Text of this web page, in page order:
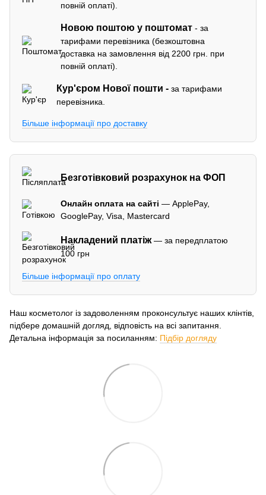
повній оплаті).
Новою поштою у поштомат - за
тарифами перевізника (безкоштовна
доставка на замовлення від 2200 грн. при
повній оплаті).
Кур'єром Нової пошти -за тарифами
перевізника.
Більше інформації про доставку
Безготівковий розрахунок на ФОП
Онлайн оплата на сайті — ApplePay,
GooglePay, Visa, Mastercard
Накладений платіж— за передплатою
100 грн
Більше інформації про оплату
Наш косметолог із задоволенням проконсультує наших клінтів,
підбере домашній догляд, відповість на всі запитання.
Детальна інформація за посиланням: Підбір догляду